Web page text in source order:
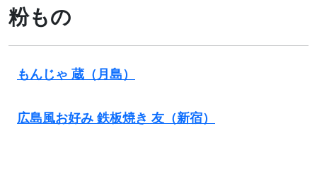
粉もの
もんじゃ 蔵（月島）
広島風お好み 鉄板焼き 友（新宿）